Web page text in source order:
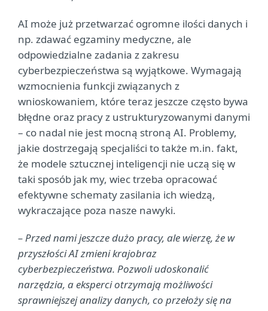
AI może już przetwarzać ogromne ilości danych i
np. zdawać egzaminy medyczne, ale
odpowiedzialne zadania z zakresu
cyberbezpieczeństwa są wyjątkowe. Wymagają
wzmocnienia funkcji związanych z
wnioskowaniem, które teraz jeszcze często bywa
błędne oraz pracy z ustrukturyzowanymi danymi
– co nadal nie jest mocną stroną AI. Problemy,
jakie dostrzegają specjaliści to także m.in. fakt,
że modele sztucznej inteligencji nie uczą się w
taki sposób jak my, wiec trzeba opracować
efektywne schematy zasilania ich wiedzą,
wykraczające poza nasze nawyki.
– Przed nami jeszcze dużo pracy, ale wierzę, że w
przyszłości AI zmieni krajobraz
cyberbezpieczeństwa. Pozwoli udoskonalić
narzędzia, a eksperci otrzymają możliwości
sprawniejszej analizy danych, co przełoży się na